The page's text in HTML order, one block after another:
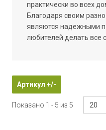
практически во всех
Благодаря своим
являются надежными
любителей делать все
Артикул +/-
Показано 1 - 5 из 5